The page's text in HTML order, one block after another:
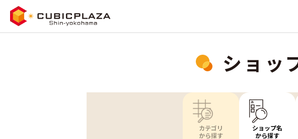
ショッ
カテゴリ
から探す
ショップ名
から探す